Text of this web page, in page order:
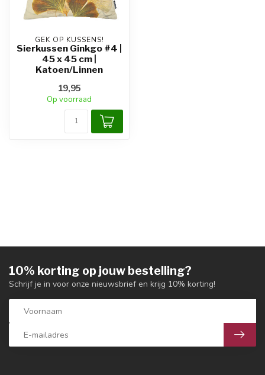
GEK OP KUSSENS!
Sierkussen Ginkgo #4 |
45 x 45 cm |
Katoen/Linnen
19,95
Op voorraad
10% korting op jouw bestelling?
Schrijf je in voor onze nieuwsbrief en krijg 10% korting!